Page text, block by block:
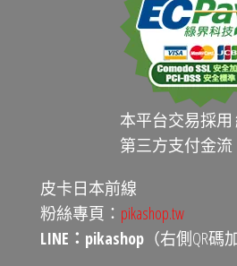
本平台交易採用
第三方支付金流
皮卡日本前線
粉絲專頁： pikashop.tw
LINE：pikashop （右側QR碼